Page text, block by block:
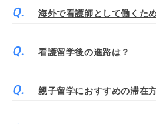
海外で看護師として働くた
看護留学後の進路は？
親子留学におすすめの滞在